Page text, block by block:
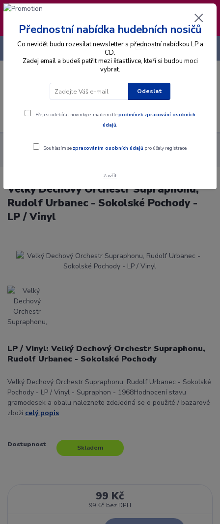
❣️ Od 4.8. do 13.8. čerpám dovolenou. Datum
expedice objednávek se posouvá na pátek
14.8.2026 🐋
Menu
CZK
+420 725 736 293
Alba Gramodesky
Velký Dechový Orchestr Supraphonu,
Velký Dechový Orchestr Supraphonu,
Rudolf Urbanec - Sokolské Pochody -
LP / Vinyl
LP / Vinyl: Velký Dechový Orchestr Supraphonu,
Rudolf Urbanec - Sokolské Pochody
Velký Dechový Orchestr Supraphonu, Rudolf Urbanec - Sokolské
Pochody - LP / Vinyl - Supraphon - 1968Hodnocení stavu
gramodesek a obalu naleznete zdeJedná se o použité / bazarové
zboží celý popis
Dostupnost Skladem
99 Kč
99 Kč bez DPH
Přednostní nabídka hudebních nosičů
Co nevidět budu rozesílat newsletter s přednostní nabídkou LP a
CD.
Zadej email a budeš patřit mezi šťastlivce, kteří si budou moci
vybrat.
Odeslat
Přeji si odebírat novinky e-mailem dlepodmínek zpracování osobních
údajů.
Souhlasím se zpracováním osobních údajů pro účely registrace.
Zavřít